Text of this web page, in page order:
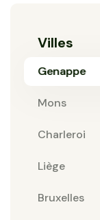
Villes
Genappe
Mons
Charleroi
Liège
Bruxelles